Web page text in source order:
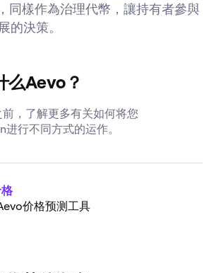
同樣作為治理代幣，讓持有者參與
的決策。
么Aevo？
，了解更多有关如何将您
行不同方式的运作。
价格预测工具